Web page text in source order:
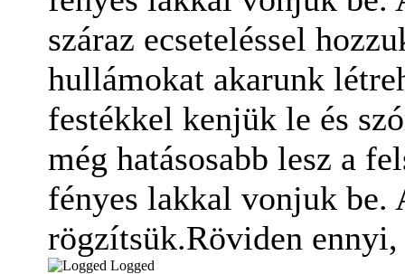
száraz ecseteléssel
hullámokat akarunk
festékkel kenjük le és
még hatásosabb lesz a
fényes lakkal vonjuk be.
rögzítsük.Röviden
Logged